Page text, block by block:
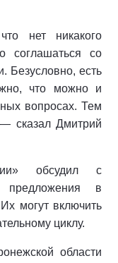
нет никакого
соглашаться со
Безусловно, есть
что можно и
вопросах. Тем
сказал Дмитрий
обсудил с
предложения в
могут включить
циклу.
области